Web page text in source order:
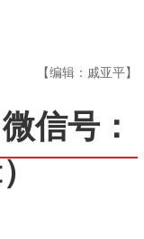
【编辑：戚亚平】
微信号：